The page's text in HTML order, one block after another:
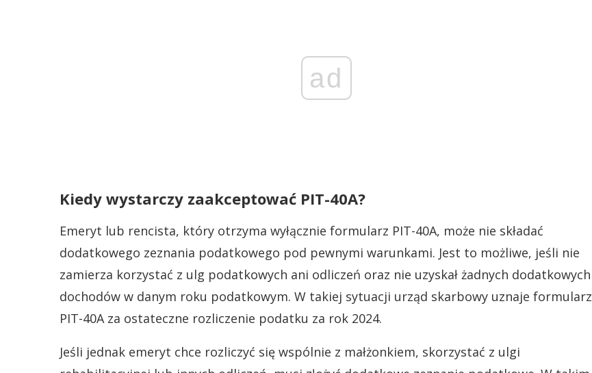
ad
Kiedy wystarczy zaakceptować PIT-40A?
Emeryt lub rencista, który otrzyma wyłącznie formularz PIT-40A, może nie składać
dodatkowego zeznania podatkowego pod pewnymi warunkami. Jest to możliwe, jeśli nie
zamierza korzystać z ulg podatkowych ani odliczeń oraz nie uzyskał żadnych dodatkowych
dochodów w danym roku podatkowym. W takiej sytuacji urząd skarbowy uznaje formularz
PIT-40A za ostateczne rozliczenie podatku za rok 2024.
Jeśli jednak emeryt chce rozliczyć się wspólnie z małżonkiem, skorzystać z ulgi